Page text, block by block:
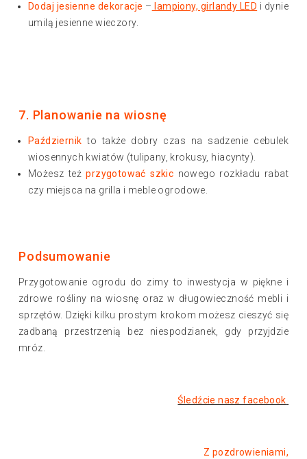
Dodaj jesienne dekoracje – lampiony, girlandy LED i dynie
umilą jesienne wieczory.
7. Planowanie na wiosnę
Październik to także dobry czas na sadzenie cebulek
wiosennych kwiatów (tulipany, krokusy, hiacynty).
Możesz też przygotować szkic nowego rozkładu rabat
czy miejsca na grilla i meble ogrodowe.
Podsumowanie
Przygotowanie ogrodu do zimy to inwestycja w piękne i
zdrowe rośliny na wiosnę oraz w długowieczność mebli i
sprzętów. Dzięki kilku prostym krokom możesz cieszyć się
zadbaną przestrzenią bez niespodzianek, gdy przyjdzie
mróz.
Śledźcie nasz facebook
Z pozdrowieniami,